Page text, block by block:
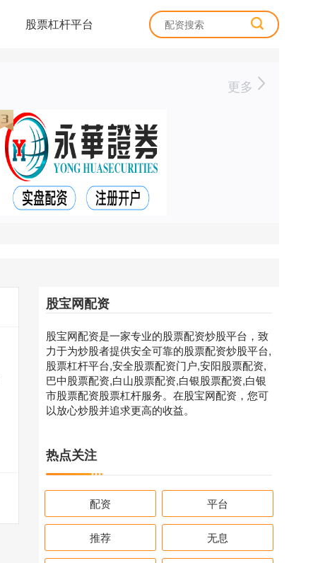
股票杠杆平台
更多
股宝网配资
股宝网配资是一家专业的股票配资炒股平台，致
力于为炒股者提供安全可靠的股票配资炒股平台,
股票杠杆平台,安全股票配资门户,安阳股票配资,
巴中股票配资,白山股票配资,白银股票配资,白银
市股票配资股票杠杆服务。在股宝网配资，您可
以放心炒股并追求更高的收益。
热点关注
配资 平台
推荐 无息